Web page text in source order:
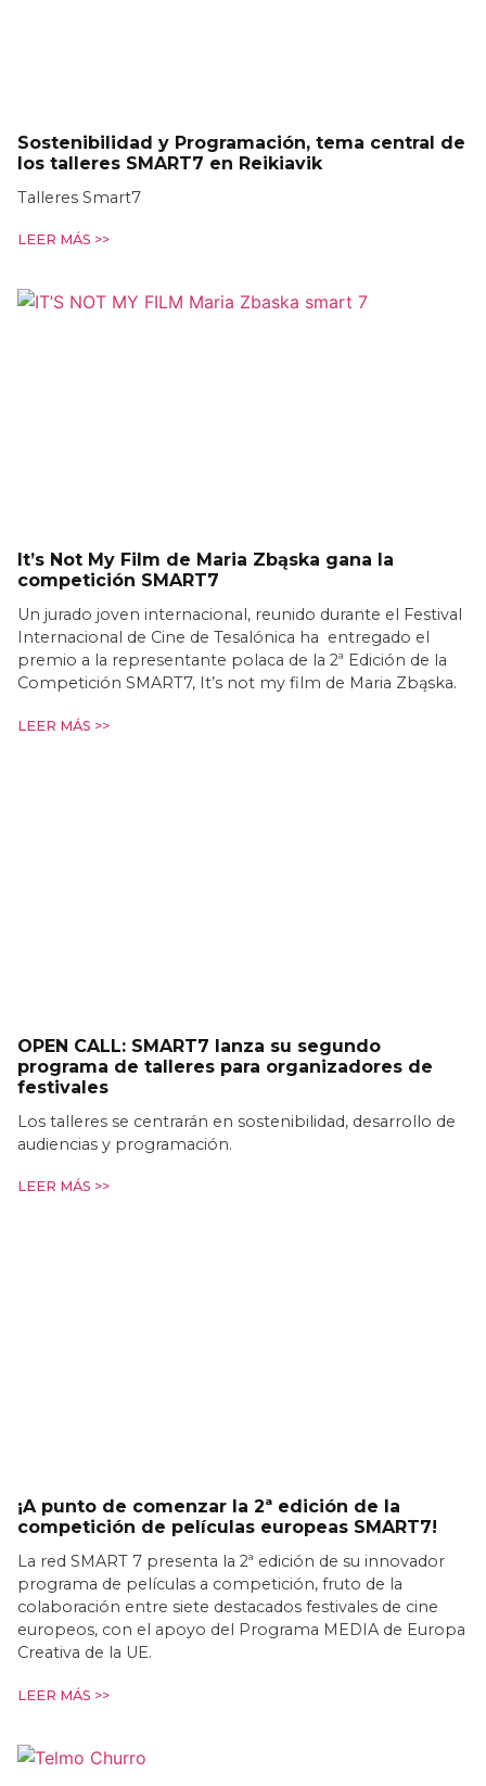
Sostenibilidad y Programación, tema central de
los talleres SMART7 en Reikiavik
Talleres Smart7
LEER MÁS >>
It’s Not My Film de Maria Zbąska gana la
competición SMART7
Un jurado joven internacional, reunido durante el Festival
Internacional de Cine de Tesalónica ha entregado el
premio a la representante polaca de la 2ª Edición de la
Competición SMART7, It’s not my film de Maria Zbąska.
LEER MÁS >>
OPEN CALL: SMART7 lanza su segundo
programa de talleres para organizadores de
festivales
Los talleres se centrarán en sostenibilidad, desarrollo de
audiencias y programación.
LEER MÁS >>
¡A punto de comenzar la 2ª edición de la
competición de películas europeas SMART7!
La red SMART 7 presenta la 2ª edición de su innovador
programa de películas a competición, fruto de la
colaboración entre siete destacados festivales de cine
europeos, con el apoyo del Programa MEDIA de Europa
Creativa de la UE.
LEER MÁS >>